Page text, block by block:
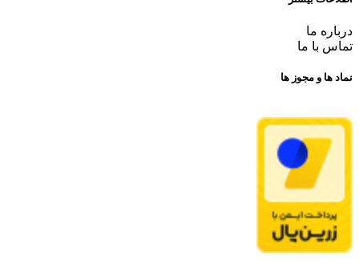
درباره ما
تماس با ما
نماد ها و مجوز ها